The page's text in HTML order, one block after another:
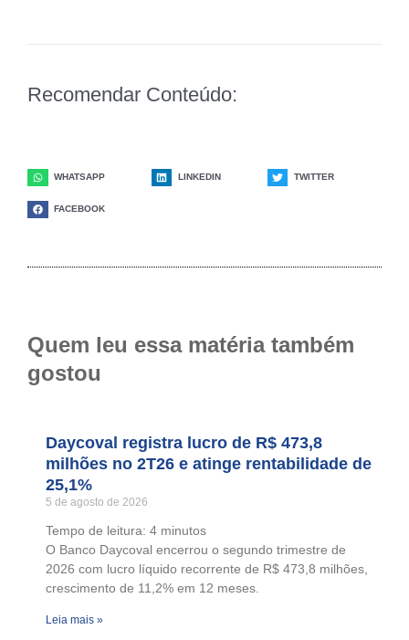
Recomendar Conteúdo:
WHATSAPP LINKEDIN TWITTER
FACEBOOK
Quem leu essa matéria também
gostou
Daycoval registra lucro de R$ 473,8
milhões no 2T26 e atinge rentabilidade de
25,1%
5 de agosto de 2026
Tempo de leitura: 4 minutos
O Banco Daycoval encerrou o segundo trimestre de
2026 com lucro líquido recorrente de R$ 473,8 milhões,
crescimento de 11,2% em 12 meses.
Leia mais »